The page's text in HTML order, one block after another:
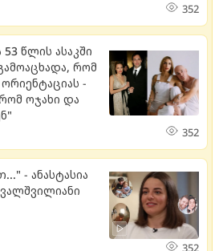
352
წლის ასაკში
რომ
-
ოჯახი და
352
- ანასტასია
352